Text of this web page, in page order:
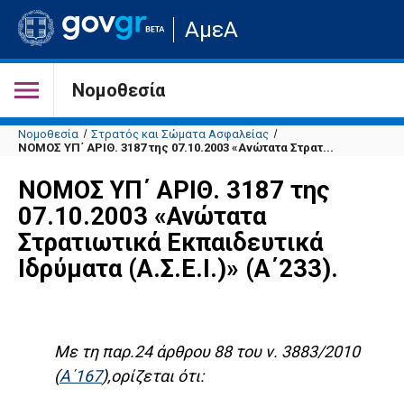
Μετάβαση
στην
σελίδα
του
ΑμεΑ
Νομοθεσία
Νομοθεσία
Στρατός και Σώματα Ασφαλείας
ΝΟΜΟΣ ΥΠ΄ ΑΡΙΘ. 3187 της 07.10.2003 «Ανώτατα Στρατ...
ΝΟΜΟΣ ΥΠ΄ ΑΡΙΘ. 3187 της
07.10.2003 «Ανώτατα
Στρατιωτικά Εκπαιδευτικά
Ιδρύματα (Α.Σ.Ε.Ι.)» (Α΄233).
Με τη παρ.24 άρθρου 88 του ν. 3883/2010
(Α΄167),ορίζεται ότι: